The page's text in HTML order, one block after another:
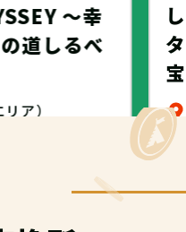
～幸
道しるべ
ア）
宝